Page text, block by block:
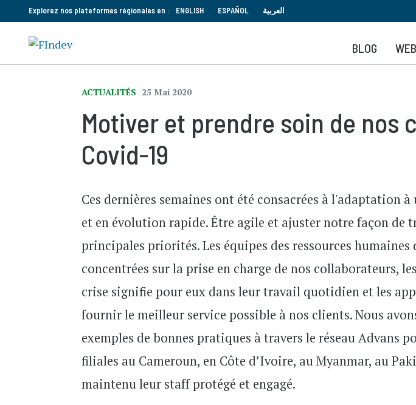
Explorez nos plateformes régionales en : ENGLISH ESPAÑOL العربية
BLOG
ACTUALITÉS 25 Mai 2020
Motiver et prendre soin de
Covid-19
Ces dernières semaines ont été consacrées à l'adaptation
et en évolution rapide. Être agile et ajuster notre façon de
principales priorités. Les équipes des ressources humaines
concentrées sur la prise en charge de nos collaborateurs,
crise signifie pour eux dans leur travail quotidien et les
fournir le meilleur service possible à nos clients. Nous
exemples de bonnes pratiques à travers le réseau Advans
filiales au Cameroun, en Côte d’Ivoire, au Myanmar, au
maintenu leur staff protégé et engagé.